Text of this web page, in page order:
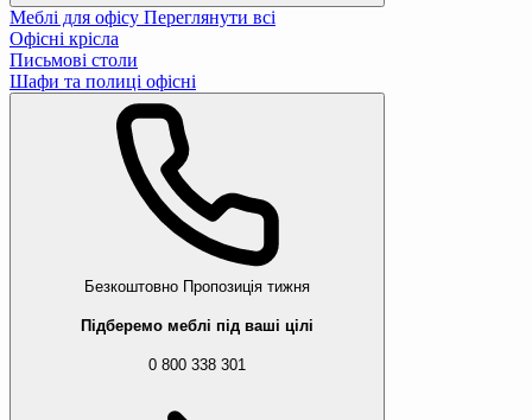
Меблі для офісу Переглянути всі
Офісні крісла
Письмові столи
Шафи та полиці офісні
Безкоштовно Пропозиція тижня
Підберемо меблі під ваші цілі
0 800 338 301